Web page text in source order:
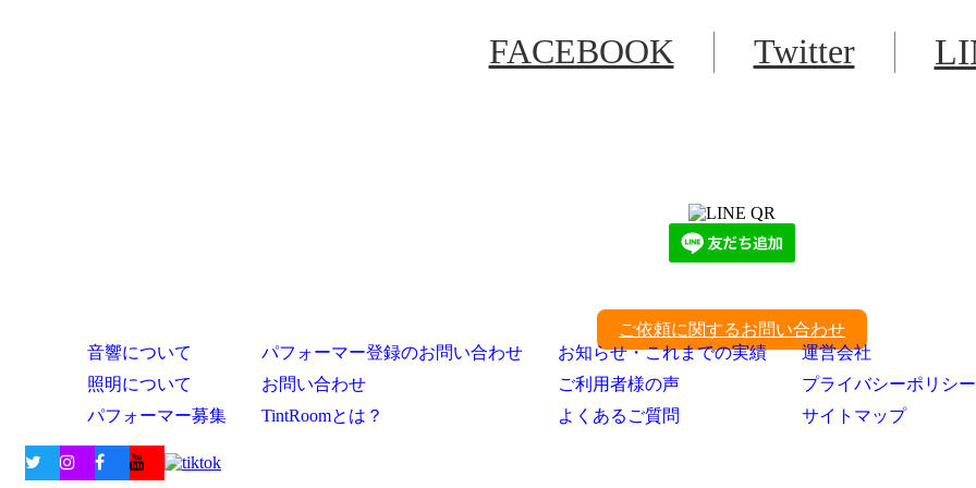
FACEBOOK Twitter
ご依頼に関するお問い合わせ
音響について
照明について
パフォーマー募集
パフォーマー登録のお問い合わせ
お問い合わせ
TintRoomとは？
お知らせ・これまでの実績
ご利用者様の声
よくあるご質問
運営会社
プライバシーポリシー
サイトマップ